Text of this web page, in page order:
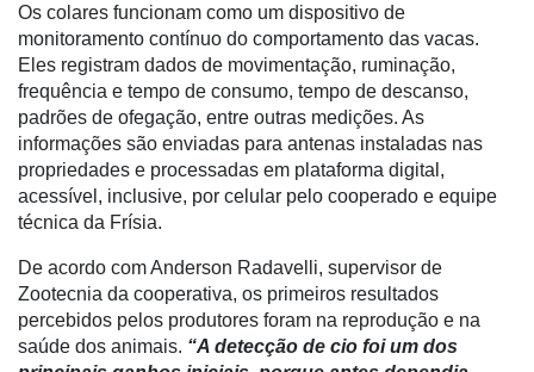
Robótica
Conectividade
Dados
e
Análise
E-
Informatização
Agricultura
Vertical
Os colares funcionam como um dispositivo de
monitoramento contínuo do comportamento das vacas.
Eles registram dados de movimentação, ruminação,
frequência e tempo de consumo, tempo de descanso,
padrões de ofegação, entre outras medições. As
informações são enviadas para antenas instaladas nas
propriedades e processadas em plataforma digital,
acessível, inclusive, por celular pelo cooperado e equipe
técnica da Frísia.
De acordo com Anderson Radavelli, supervisor de
Zootecnia da cooperativa, os primeiros resultados
percebidos pelos produtores foram na reprodução e na
saúde dos animais. “A detecção de cio foi um dos